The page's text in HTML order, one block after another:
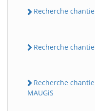
Recherche
Recherche
Recherche
MAUGiS